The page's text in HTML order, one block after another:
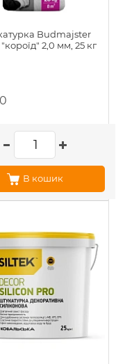
Budmajster
2,0 мм, 25 кг
В кошик